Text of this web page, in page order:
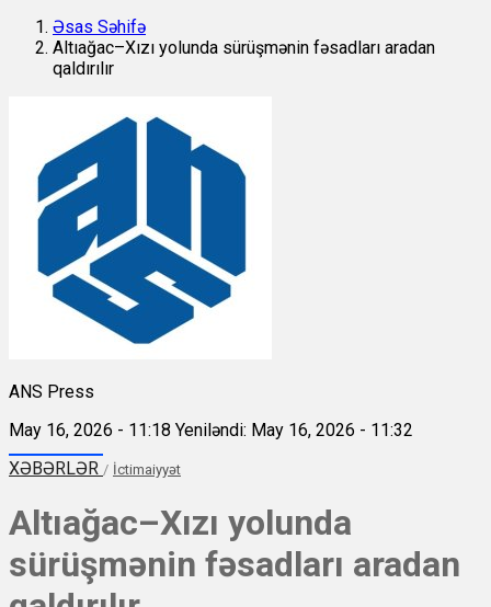
Əsas Səhifə
Altıağac–Xızı yolunda sürüşmənin fəsadları aradan
qaldırılır
ANS Press
May 16, 2026 - 11:18 Yeniləndi: May 16, 2026 - 11:32
XƏBƏRLƏR / İctimaiyyət
Altıağac–Xızı yolunda
sürüşmənin fəsadları aradan